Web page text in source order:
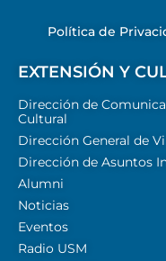
Política de
EXTENSIÓN Y
Dirección de
Cultural
Dirección General de
Dirección de Asuntos
Alumni
Noticias
Eventos
Radio USM